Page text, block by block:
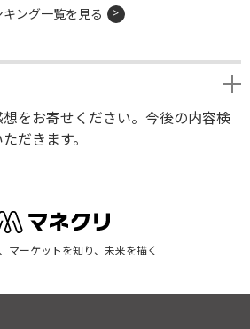
キング一覧を見る
をお寄せください。今後の内容検
だきます。
マーケットを知り、未来を描く